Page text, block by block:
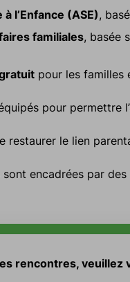
l’Enfance (ASE),
familiales, basée
pour les familles
pour permettre
restaurer le lien
sont encadrées par
rencontres, veuillez